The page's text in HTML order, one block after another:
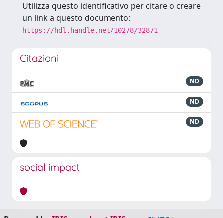
Utilizza questo identificativo per citare o creare
un link a questo documento:
https://hdl.handle.net/10278/32871
Citazioni
ND
ND
ND
social impact